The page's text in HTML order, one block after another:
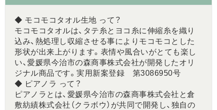
◆ モコモコタオル生地 って？
モコモコタオルは、タテ糸とヨコ糸に伸縮糸を織り
込み、熱処理し収縮させる事によりモコモコとした
形状が出来上がります。表情や風合いがとても楽し
い、愛媛県今治市の森商事株式会社が開発したオリ
ジナル商品です。実用新案登録 第3086950号
◆ ピアノラ って？
ピアノラとは、愛媛県今治市の森商事株式会社と倉
敷紡績株式会社（クラボウ）が共同で開発し、独自の